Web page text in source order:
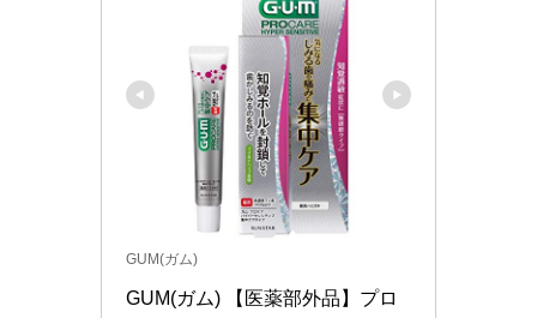
GUM(ガム)
GUM(ガム) 【医薬部外品】プロ